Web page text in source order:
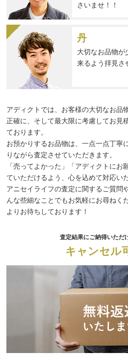
さいませ！！
丹
大切なお品物が
来るよう拝見さ
アディクトでは、お客様の大切なお品
正確に、そして最大限に考慮してお見
ております。
お預かりするお品物は、一点一点丁寧
りながら査定させていただきます。
「売ってよかった」「アディクトにお
ていただけるよう、心を込めて対応い
アニセイライフの査定に関するご質問
んな些細なことでもお気軽にお尋ねく
よりお待ちしております！
査定結果にご納得いただ
キャンセル